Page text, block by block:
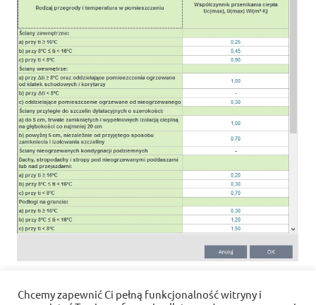
tagged withWspółczynnik U,WT
Chcemy zapewnić Ci pełną funkcjonalność witryny i